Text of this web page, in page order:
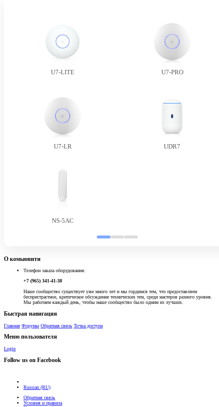
U7-LITE U7-PRO
U7-LR UDR7
NS-5AC
О комьюнити
Телефон заказа оборудования:
+7 (965) 341-41-38
Наше сообщество существует уже много лет и мы гордимся тем, что предоставляем
беспристрастное, критическое обсуждение технических тем, среди мастеров разного уровня.
Мы работаем каждый день, чтобы наше сообщество было одним из лучших.
Быстрая навигация
Главная Форумы Обратная связь Точка доступа
Меню пользователя
Login
Follow us on Facebook
Russian (RU)
Обратная связь
Условия и правила